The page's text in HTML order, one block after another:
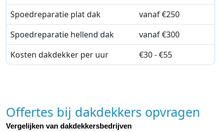
Spoedreparatie plat dak
vanaf €250
Spoedreparatie hellend dak
vanaf €300
Kosten dakdekker per uur
€30 - €55
Offertes bij dakdekkers opvragen
Vergelijken van dakdekkersbedrijven